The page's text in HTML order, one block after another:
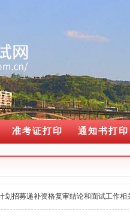
准考证打印 通知书打印
划招募递补资格复审结论和面试工作相